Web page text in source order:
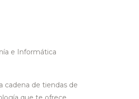
e Informática
cadena de tiendas de